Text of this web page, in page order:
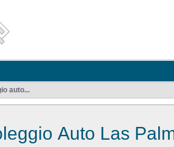
auto...
Auto Las